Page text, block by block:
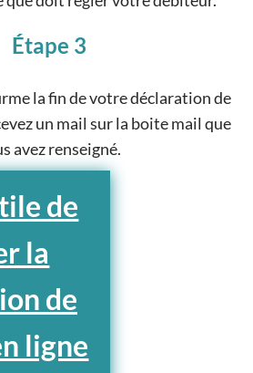
Étape 3
la fin de votre déclaration de
un mail sur la boite mail que
avez renseigné.
de
la
de
ligne